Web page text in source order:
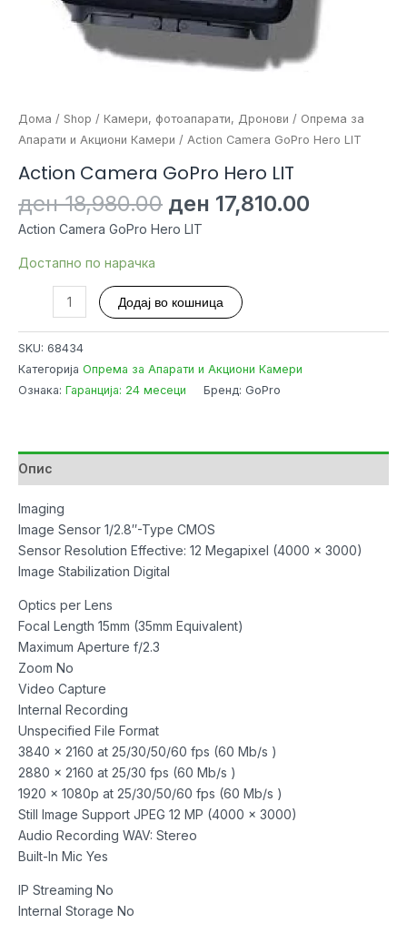
Дома / Shop / Камери, фотоапарати, Дронови / Опрема за
Апарати и Акциони Камери / Action Camera GoPro Hero LIT
Action Camera GoPro Hero LIT
ден18,980.00 Original
price
ден 17,810.00
Action Camera GoPro Hero LIT
Достапно по нарачка
Camera
GoPro
Додај во кошница
SKU: 68434
Категорија Опрема за Апарати и Акциони Камери
Ознака: Гаранција: 24 месеци Бренд: GoPro
Опис
Imaging
Image Sensor 1/2.8″-Type CMOS
Sensor Resolution Effective: 12 Megapixel (4000 x 3000)
Image Stabilization Digital
Optics per Lens
Focal Length 15mm (35mm Equivalent)
Maximum Aperture f/2.3
Zoom No
Video Capture
Internal Recording
Unspecified File Format
3840 x 2160 at 25/30/50/60 fps (60 Mb/s )
2880 x 2160 at 25/30 fps (60 Mb/s )
1920 x 1080p at 25/30/50/60 fps (60 Mb/s )
Still Image Support JPEG 12 MP (4000 x 3000)
Audio Recording WAV: Stereo
Built-In Mic Yes
IP Streaming No
Internal Storage No